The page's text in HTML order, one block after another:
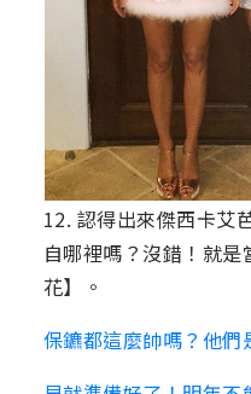
12. 認得出來傑西卡艾
自哪裡嗎？沒錯！就
花】。
保鑣都這麼帥嗎？他